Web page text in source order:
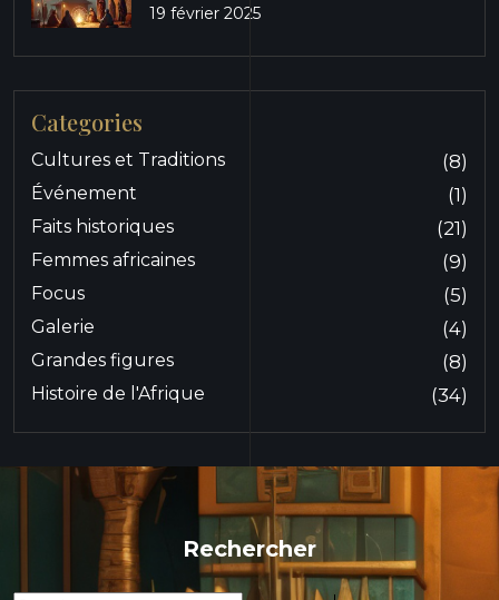
19 février 2025
Categories
Cultures et Traditions (8)
Événement (1)
Faits historiques (21)
Femmes africaines (9)
Focus (5)
Galerie (4)
Grandes figures (8)
Histoire de l'Afrique (34)
Rechercher